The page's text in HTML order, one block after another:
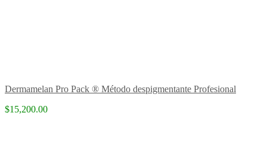
Dermamelan Pro Pack ® Método despigmentante Profesional
$15,200.00